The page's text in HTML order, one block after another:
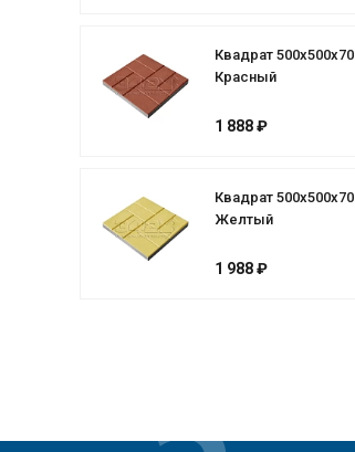
Квадрат 500х500х70
Красный
1 888 ₽
Квадрат 500х500х70
Желтый
1 988 ₽